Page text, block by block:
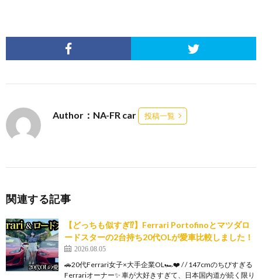
Author：NA-FR car 投稿一覧
関連する記事
【どっちも似すぎ⁉︎】Ferrari Portofinoとマツダロ
ードスターの2台持ち20代OLが愛車比較しました！
2026.08.05
🚗20代Ferrari女子×大手企業OL🏎️❤️ / / 147cmのちびすぎる
Ferrariオーナー✨ 車が大好きすぎて、日本国内道が続く限り